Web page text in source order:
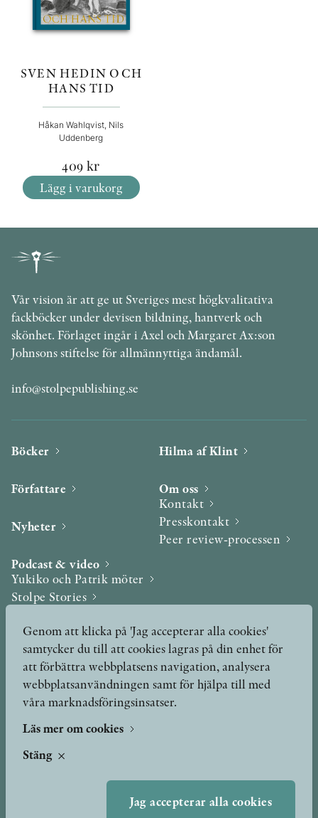
SVEN HEDIN OCH
HANS TID
Håkan Wahlqvist, Nils
Uddenberg
409 kr
Lägg i varukorg
Vår vision är att ge ut Sveriges mest högkvalitativa
fackböcker under devisen bildning, hantverk och
skönhet. Förlaget ingår i Axel och Margaret Ax:son
Johnsons stiftelse för allmännyttiga ändamål.
info@stolpepublishing.se
Böcker
Författare
Nyheter
Podcast & video
Yukiko och Patrik möter
Stolpe Stories
Utmärkelser & Format
Utmärkelser
Övriga format
Hilma af Klint
Om oss
Kontakt
Presskontakt
Peer review-processen
Genom att klicka på 'Jag accepterar alla cookies'
samtycker du till att cookies lagras på din enhet för
att förbättra webbplatsens navigation, analysera
webbplatsanvändningen samt för hjälpa till med
våra marknadsföringsinsatser.
Läs mer om cookies
Stäng
Jag accepterar alla cookies